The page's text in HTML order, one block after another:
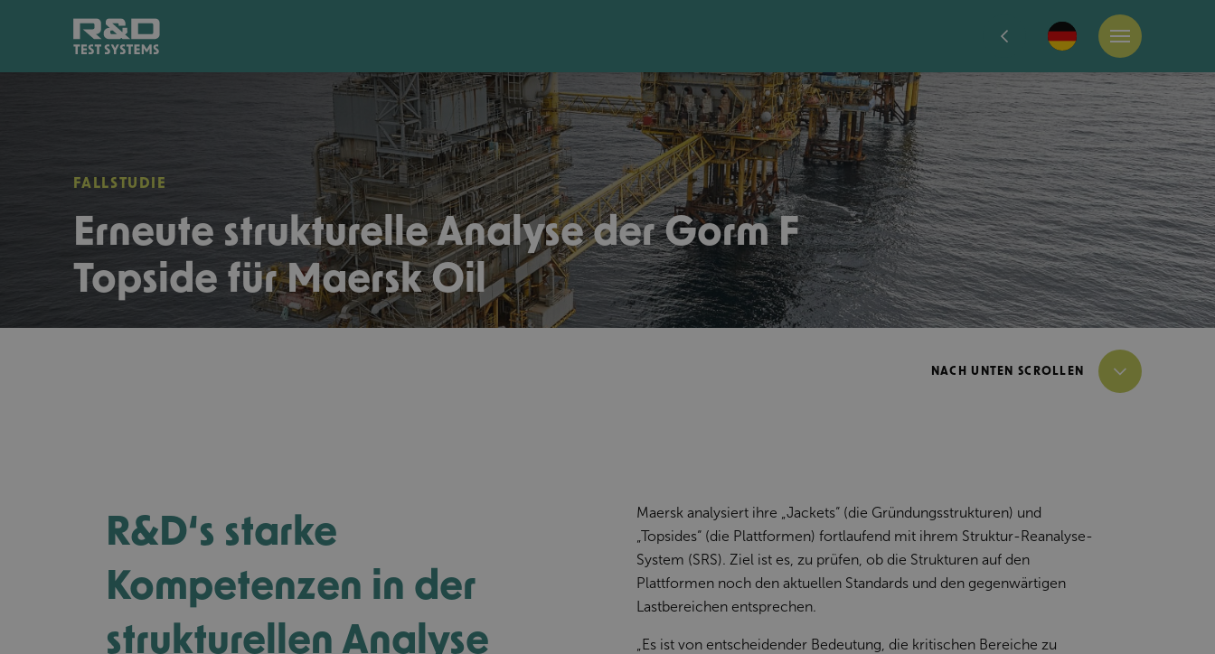
FALLSTUDIE
Erneute strukturelle Analyse der Gorm F
Topside für Maersk Oil
NACH UNTEN SCROLLEN
R&D‘s starke
Kompetenzen in der
strukturellen Analyse
Maersk analysiert ihre „Jackets“ (die Gründungsstrukturen) und
„Topsides“ (die Plattformen) fortlaufend mit ihrem Struktur-Reanalyse-
System (SRS). Ziel ist es, zu prüfen, ob die Strukturen auf den
Plattformen noch den aktuellen Standards und den gegenwärtigen
Lastbereichen entsprechen.
„Es ist von entscheidender Bedeutung, die kritischen Bereiche zu